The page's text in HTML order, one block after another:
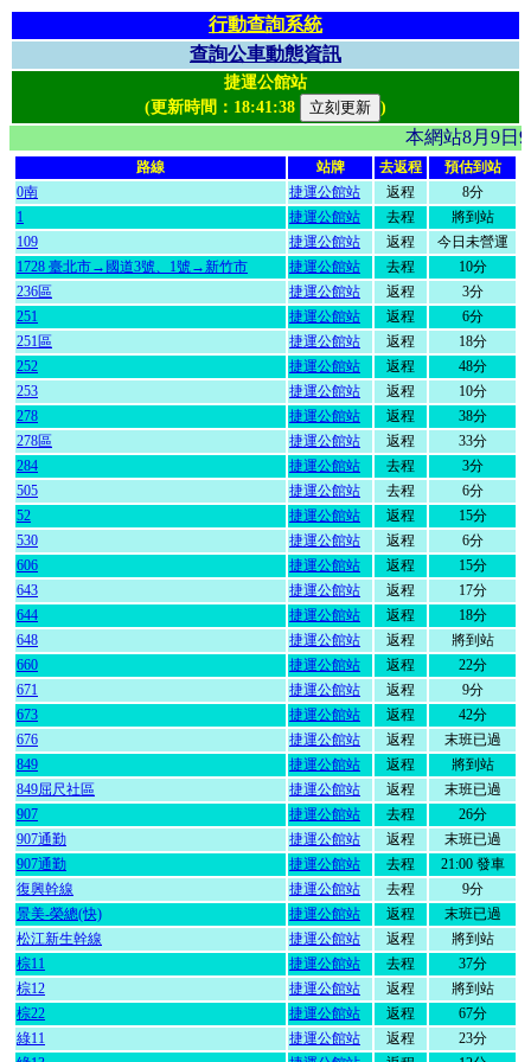
行動查詢系統
查詢公車動態資訊
捷運公館站
(更新時間： 18:41:38 )
本網站8月9
路線 站牌 去返程
預估到站
0南
捷運公館站 返程
8分
1
捷運公館站 去程
將到站
109
捷運公館站 返程
今日未營運
1728 臺北市→國道3號、1號→新竹市
捷運公館站 去程
10分
236區
捷運公館站 返程
3分
251
捷運公館站 返程
6分
251區
捷運公館站 返程
18分
252
捷運公館站 返程
48分
253
捷運公館站 返程
10分
278
捷運公館站 返程
38分
278區
捷運公館站 返程
33分
284
捷運公館站 去程
3分
505
捷運公館站 去程
6分
52
捷運公館站 返程
15分
530
捷運公館站 返程
6分
606
捷運公館站 返程
15分
643
捷運公館站 返程
17分
644
捷運公館站 返程
18分
648
捷運公館站 返程
將到站
660
捷運公館站 返程
22分
671
捷運公館站 返程
9分
673
捷運公館站 返程
42分
676
捷運公館站 返程
末班已過
849
捷運公館站 返程
將到站
849屈尺社區
捷運公館站 返程
末班已過
907
捷運公館站 去程
26分
907通勤
捷運公館站 返程
末班已過
907通勤
捷運公館站 去程
21:00 發車
復興幹線
捷運公館站 去程
9分
景美-榮總(快)
捷運公館站 返程
末班已過
松江新生幹線
捷運公館站 返程
將到站
棕11
捷運公館站 去程
37分
棕12
捷運公館站 返程
將到站
棕22
捷運公館站 返程
67分
綠11
捷運公館站 返程
23分